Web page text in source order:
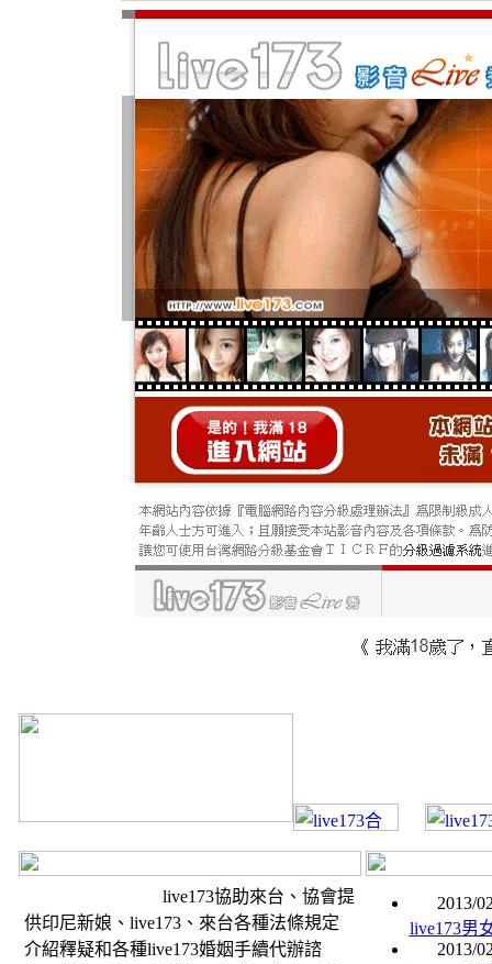
live173協助來台、協會提
供印尼新娘、live173、來台各種法條規定
介紹釋疑和各種live173婚姻手續代辦諮
2013/
live173男
2013/